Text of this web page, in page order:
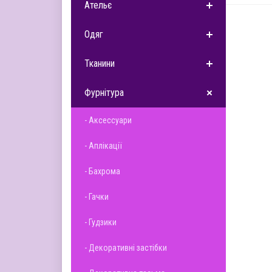
Ательє
Одяг
Тканини
Фурнітура
- Аксессуари
- Аплікації
- Бахрома
- Гачки
- Гудзики
- Декоративні застібки